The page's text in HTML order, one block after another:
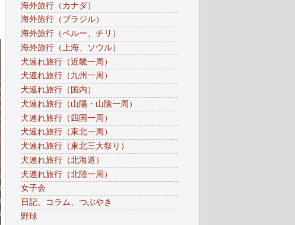
海外旅行（カナダ）
海外旅行（ブラジル）
海外旅行（ペルー、チリ）
海外旅行（上海、ソウル）
犬連れ旅行（近畿一周）
犬連れ旅行（九州一周）
犬連れ旅行（国内）
犬連れ旅行（山陽・山陰一周）
犬連れ旅行（四国一周）
犬連れ旅行（東北一周）
犬連れ旅行（東北三大祭り）
犬連れ旅行（北海道）
犬連れ旅行（北陸一周）
女子会
日記、コラム、つぶやき
野球